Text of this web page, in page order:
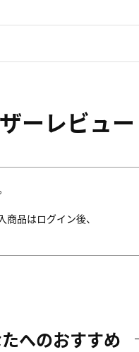
ーレビュー
品はログイン後、
へのおすすめ